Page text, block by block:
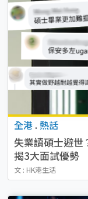
全港 . 熱話
失業讀碩士避世
揭3大面試優勢
文 : HK港生活